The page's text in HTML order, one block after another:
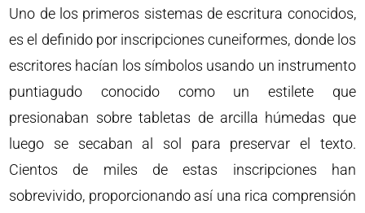
Uno de los primeros sistemas de escritura conocidos,
es el definido por inscripciones cuneiformes, donde los
escritores hacían los símbolos usando un instrumento
puntiagudo conocido como un estilete que
presionaban sobre tabletas de arcilla húmedas que
luego se secaban al sol para preservar el texto.
Cientos de miles de estas inscripciones han
sobrevivido, proporcionando así una rica comprensión